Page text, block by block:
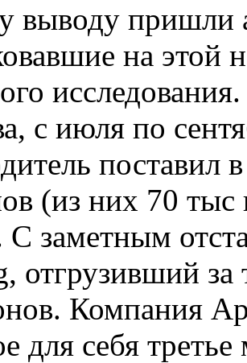
выводу пришли
на этой
с июля по
(из них 70
заметным
отгрузивший
Компания
для себя третье